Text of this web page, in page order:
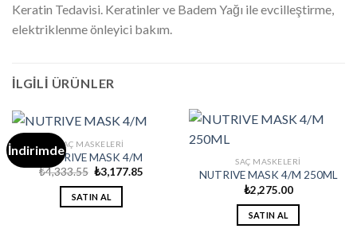
Keratin Tedavisi. Keratinler ve Badem Yağı ile evcilleştirme,
elektriklenme önleyici bakım.
İLGILI ÜRÜNLER
İndirimdeSAÇ MASKELERI
NUTRIVE MASK 4/M
₺4,333.55 Orijinal
fiyat:
₺4,333.55.
₺3,177.85
SATIN AL
SAÇ MASKELERI
NUTRIVE MASK 4/M 250ML
₺2,275.00
SATIN AL